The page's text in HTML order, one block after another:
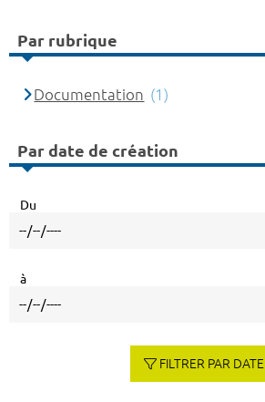
Par rubrique
Documentation (1)
Par date de création
Du
à
FILTRER PAR DATE